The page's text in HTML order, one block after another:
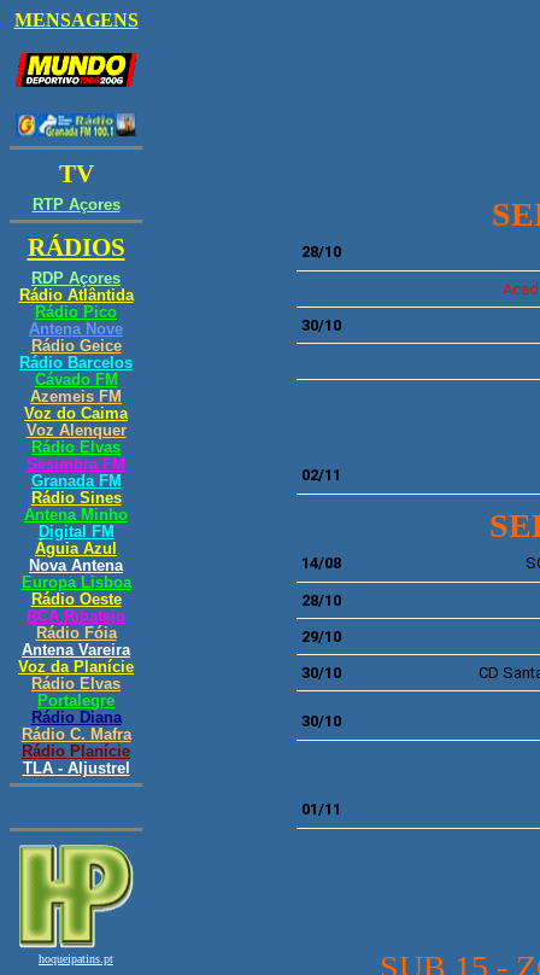
28/10
30/10
02/11
14/08
28/10
29/10
30/10
CD
30/10
01/11
SUB 15 -